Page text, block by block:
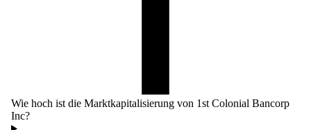
Wie hoch ist die Marktkapitalisierung von 1st Colonial Bancorp
Inc?